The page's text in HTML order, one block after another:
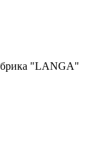
"LANGA"